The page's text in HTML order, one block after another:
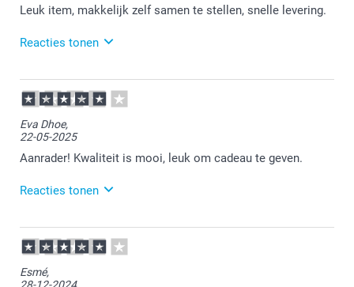
Leuk item, makkelijk zelf samen te stellen, snelle levering.
Reacties tonen
11-08-2025
11:19
Bedankt voor je review. Wat leuk om te horen dat je
zo tevreden bent over de ontvangen bloempot. Heel
veel plezier ervan en wellicht tot een volgende keer!
Eva Dhoe,
22-05-2025
Aanrader! Kwaliteit is mooi, leuk om cadeau te geven.
Reacties tonen
23-05-2025
13:41
Bedankt voor je review. Fijn dat je tevreden bent met
Esmé,